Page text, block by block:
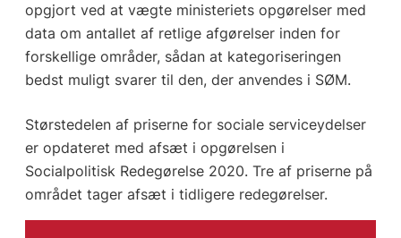
opgjort ved at vægte ministeriets opgørelser med
data om antallet af retlige afgørelser inden for
forskellige områder, sådan at kategoriseringen
bedst muligt svarer til den, der anvendes i SØM.
Størstedelen af priserne for sociale serviceydelser
er opdateret med afsæt i opgørelsen i
Socialpolitisk Redegørelse 2020. Tre af priserne på
området tager afsæt i tidligere redegørelser.